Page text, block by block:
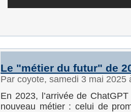
Le "métier du futur" de
Par coyote, samedi 3 mai 2025
En 2023, l’arrivée de
nouveau métier : celui de